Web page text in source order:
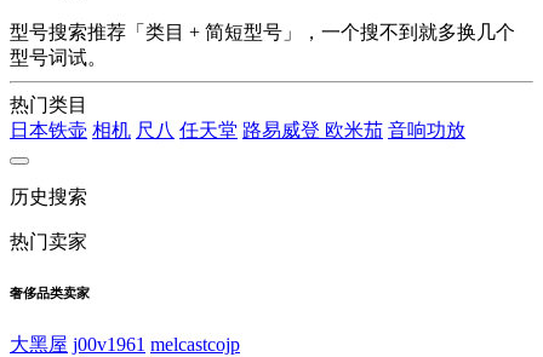
型号搜索推荐「类目 + 简短型号」，一个搜不到就多换几个
型号词试。
热门类目
日本铁壶 相机 尺八 任天堂 路易威登 欧米茄 音响功放
历史搜索
热门卖家
奢侈品类卖家
大黑屋 j00v1961 melcastcojp